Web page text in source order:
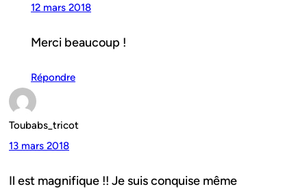
12 mars 2018
Merci beaucoup !
Répondre
Toubabs_tricot
13 mars 2018
Il est magnifique !! Je suis conquise même